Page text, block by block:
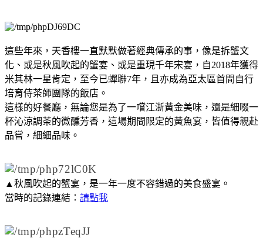
這些年來，天香樓一直默默做著經典傳承的事，像是拆蟹文
化、或是秋風吹起的蟹宴、或是重現千年宋宴，自2018年獲得
米其林一星肯定，至今已蟬聯7年，且亦成為亞太區首間自行
培育侍茶師團隊的飯店。
這樣的好餐廳，無論您是為了一嚐江浙黃金美味，還是細啜一
杯沁涼調茶的微醺芳香，這場期間限定的黃魚宴，皆值得親赴
品嘗，細細品味。
▲秋風吹起的蟹宴，是一年一度不容錯過的美食盛宴。
當時的記錄連結： 請點我